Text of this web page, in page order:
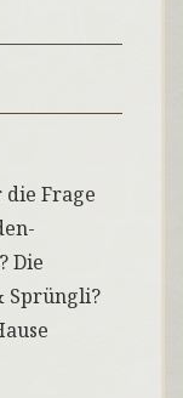
Frage
Die
Sprüngli?